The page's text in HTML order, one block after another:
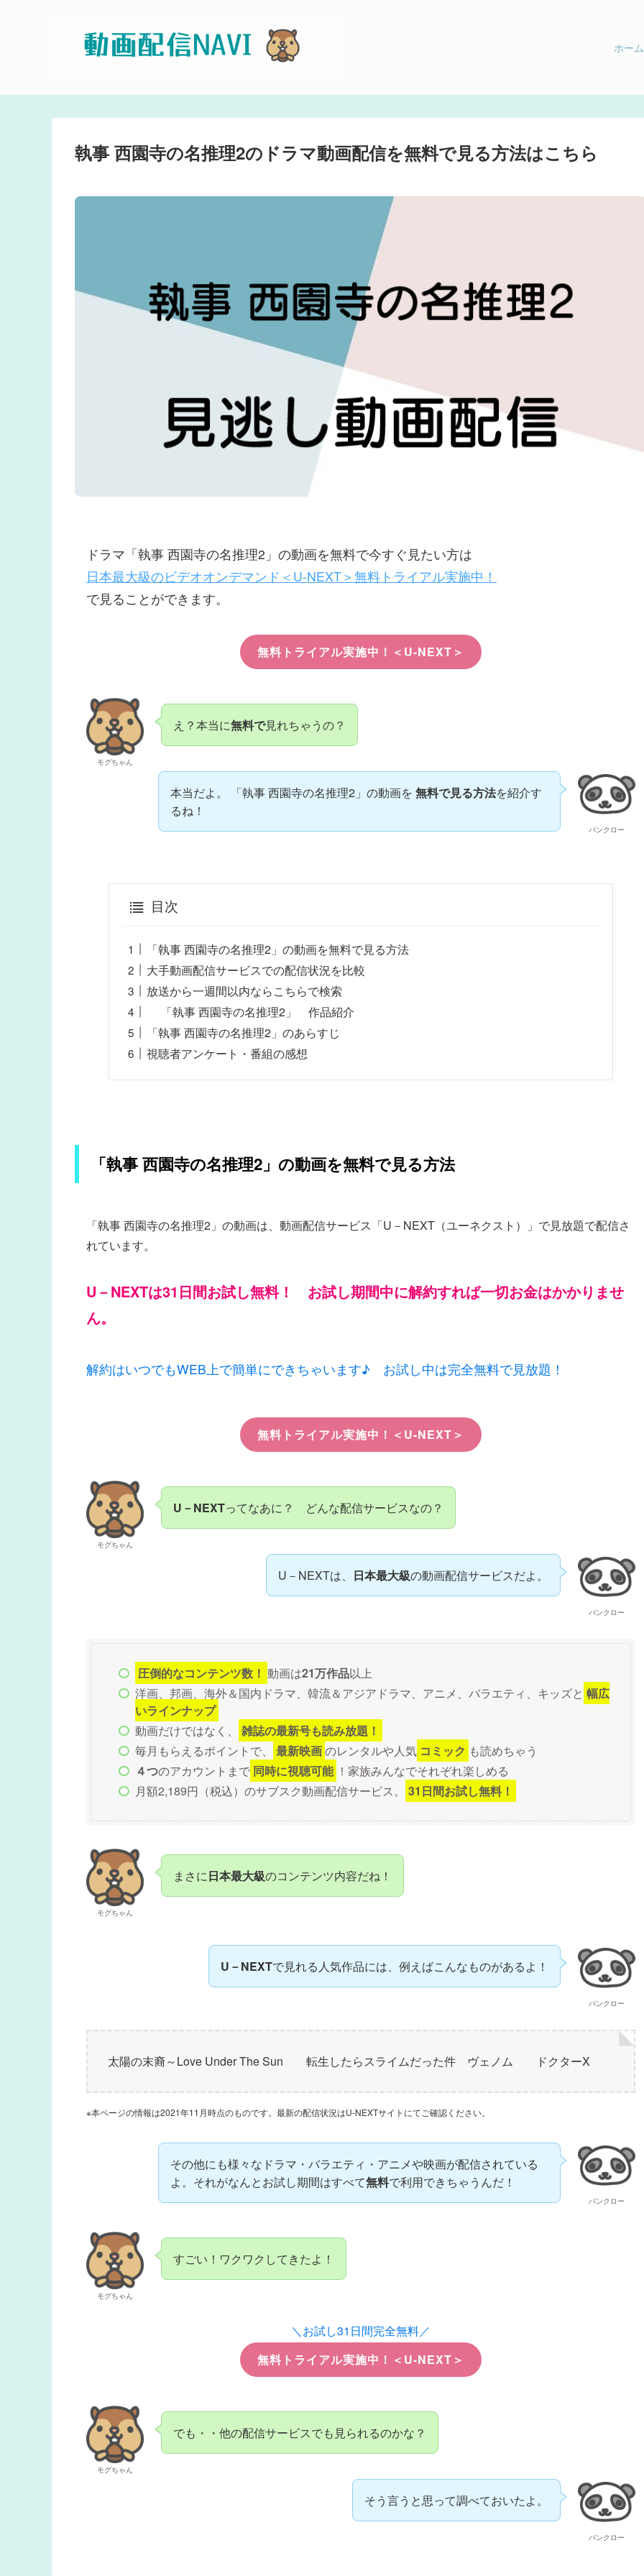
ホーム
執事 西園寺の名推理2のドラマ動画配信を無料で見る方法はこちら
ドラマ「執事 西園寺の名推理2」の動画を無料で今すぐ見たい方は
日本最大級のビデオオンデマンド＜U-NEXT＞無料トライアル実施中！
で見ることができます。
無料トライアル実施中！＜U-NEXT＞
モグちゃん
え？本当に無料で見れちゃうの？
パンクロー
本当だよ。 「執事 西園寺の名推理2」の動画を 無料で見る方法を紹介す
るね！
目次
「執事 西園寺の名推理2」の動画を無料で見る方法
大手動画配信サービスでの配信状況を比較
放送から一週間以内ならこちらで検索
「執事 西園寺の名推理2」 作品紹介
「執事 西園寺の名推理2」のあらすじ
視聴者アンケート・番組の感想
「執事 西園寺の名推理2」の動画を無料で見る方法
「執事 西園寺の名推理2」の動画は、動画配信サービス「U－NEXT（ユーネクスト）」で見放題で配信さ
れています。
U－NEXTは31日間お試し無料！ お試し期間中に解約すれば一切お金はかかりませ
ん。
解約はいつでもWEB上で簡単にできちゃいます♪ お試し中は完全無料で見放題！
無料トライアル実施中！＜U-NEXT＞
モグちゃん
U－NEXTってなあに？ どんな配信サービスなの？
パンクロー
U－NEXTは、 日本最大級の動画配信サービスだよ。
圧倒的なコンテンツ数！ 動画は21万作品以上
洋画、邦画、海外＆国内ドラマ、韓流＆アジアドラマ、アニメ、バラエティ、キッズと 幅広
いラインナップ
動画だけではなく、
雑誌の最新号も読み放題！
毎月もらえるポイントで、
最新映画のレンタルや人気 コミック も読めちゃう
４つのアカウントまで 同時に視聴可能 ！家族みんなでそれぞれ楽しめる
月額2,189円（税込）のサブスク動画配信サービス。
31日間お試し無料！
モグちゃん
まさに日本最大級のコンテンツ内容だね！
パンクロー
U－NEXTで見れる人気作品には、例えばこんなものがあるよ！
太陽の末裔～Love Under The Sun 転生したらスライムだった件 ヴェノム ドクターX
※本ページの情報は2021年11月時点のものです。最新の配信状況はU-NEXTサイトにてご確認ください。
パンクロー
その他にも様々なドラマ・バラエティ・アニメや映画が配信されている
よ。それがなんとお試し期間はすべて無料で利用できちゃうんだ！
モグちゃん
すごい！ワクワクしてきたよ！
＼お試し31日間完全無料／
無料トライアル実施中！＜U-NEXT＞
モグちゃん
でも・・他の配信サービスでも見られるのかな？
パンクロー
そう言うと思って調べておいたよ。